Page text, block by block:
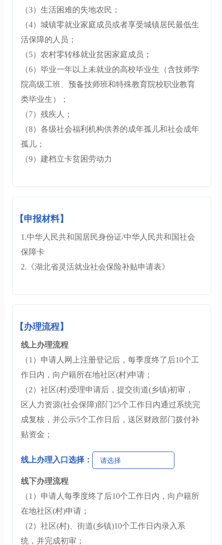
（3）生活困难的失地农民；
（4）城镇零就业家庭成员或者享受城镇居民最低生
活保障的人员；
（5）农村零转移就业贫困家庭成员；
（6）毕业一年以上未就业的高校毕业生（含技师学
院高级工班、预备技师班和特殊教育院校职业教育
类毕业生）；
（7）残疾人；
（8）各级社会福利机构供养的成年孤儿和社会成年
孤儿；
（9）建档立卡贫困劳动力
【申报材料】
1.中华人民共和国居民身份证/中华人民共和国社会
保障卡
2.《湖北省灵活就业社会保险补贴申请表》
【办理流程】
线上办理流程
（1）申请人网上注册登记后，每季度终了后10个工
作日内，向户籍所在地社区(村)申请；
（2）社区(村)受理申请后，提交街道(乡镇)初审，
区人力资源(社会保障)部门25个工作日内通过系统完
成复核，并公示5个工作日后，送区财政部门拨付补
贴资金；
线上办理入口选择： 请选择
线下办理流程
（1）申请人每季度终了后10个工作日内，向户籍所
在地社区(村)申请；
（2）社区(村)、街道(乡镇)10个工作日内录入系
统，并完成初审；